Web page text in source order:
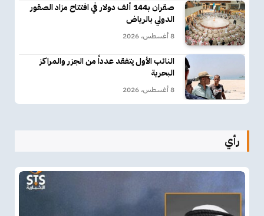
صقران بـ144 ألف دولار في افتتاح مزاد الصقور
الدولي بالرياض
8 أغسطس، 2026
النائب الأول يتفقد عدداً من الجزر والمراكز
البحرية
8 أغسطس، 2026
رأي